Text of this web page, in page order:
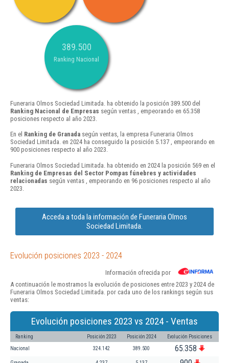
389.500
Ranking Nacional
Funeraria Olmos Sociedad Limitada. ha obtenido la posición 389.500 del
Ranking Nacional de Empresas según ventas , empeorando en 65.358
posiciones respecto al año 2023.
En el Ranking de Granada según ventas, la empresa Funeraria Olmos
Sociedad Limitada. en 2024 ha conseguido la posición 5.137 , empeorando en
900 posiciones respecto al año 2023.
Funeraria Olmos Sociedad Limitada. ha obtenido en 2024 la posición 569 en el
Ranking de Empresas del Sector Pompas fúnebres y actividades
relacionadas según ventas , empeorando en 96 posiciones respecto al año
2023.
Acceda a toda la información de Funeraria Olmos
Sociedad Limitada.
Evolución posiciones 2023 - 2024
Información ofrecida por
A continuación le mostramos la evolución de posiciones entre 2023 y 2024 de
Funeraria Olmos Sociedad Limitada. por cada uno de los rankings según sus
ventas:
Evolución posiciones 2023 vs 2024 - Ventas
Ranking Posición 2023 Posición 2024 Evolución Posiciones
Nacional 324.142 389.500 65.358